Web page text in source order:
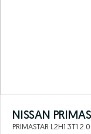
NISSAN
PRIMASTAR L2H1 3T1